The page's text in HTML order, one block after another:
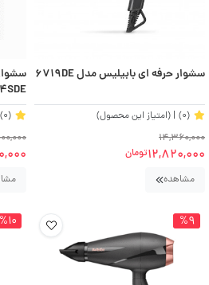
سشوار حرفه ای بابیلیس مدل 6719DE
(0)
| (امتیاز این محصول)
14,360,000
12,820,000تومان
مشاهده
6704SDE
(0)
%9
%10